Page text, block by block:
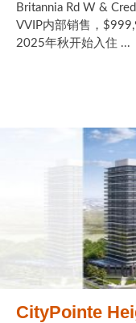
Britannia Rd W &
VVIP内部销售，
2025年秋开始入住 ...
CityPointe